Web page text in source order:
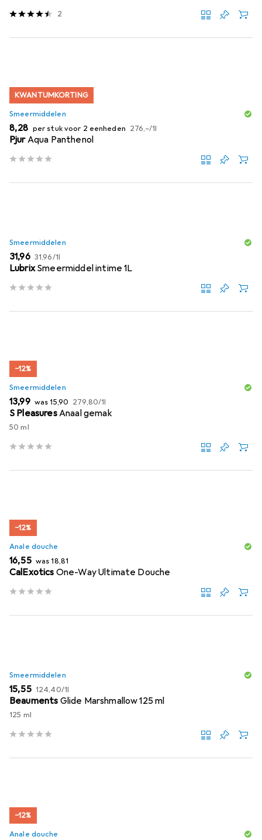
2
KWANTUMKORTING
Smeermiddelen
EUR
8,28 per stuk voor 2 eenheden EUR
276,–/1l
PjurAqua Panthenol
Smeermiddelen
EUR
31,96 EUR
31,96/1l
Lubrix Smeermiddel intime 1L
−12%
Smeermiddelen
EUR
13,99 wasEUR
15,90 EUR
279,80/1l
S PleasuresAnaal gemak
50 ml
−12%
Anale douche
EUR
16,55 wasEUR
18,81
CalExotics One-Way Ultimate Douche
Smeermiddelen
EUR
15,55 EUR
124,40/1l
Beauments Glide Marshmallow 125 ml
125 ml
−12%
Anale douche